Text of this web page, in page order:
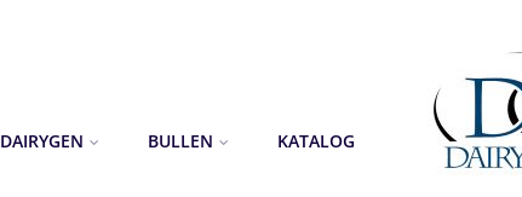
DAIRYGEN BULLEN KATALOG